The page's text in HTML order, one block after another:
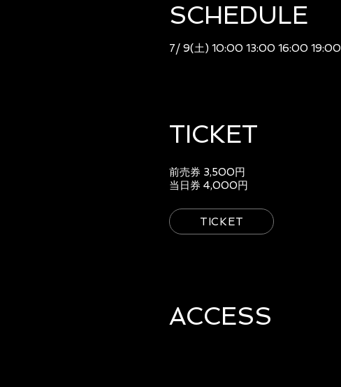
SCHEDULE​
7/ 9(土) 10:00 13:00 16:00 19:00
TICKET
前売券 3,500円
当日券 4,000円
TICKET
ACCESS